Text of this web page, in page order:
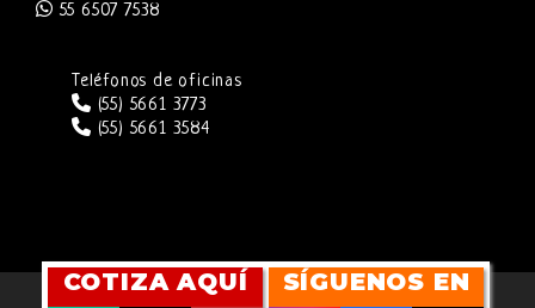
55 6507 7538
Teléfonos de oficinas
(55) 5661 3773
(55) 5661 3584
SITIO WEB DESARROLLADO POR
COTIZA AQUÍ SÍGUENOS EN